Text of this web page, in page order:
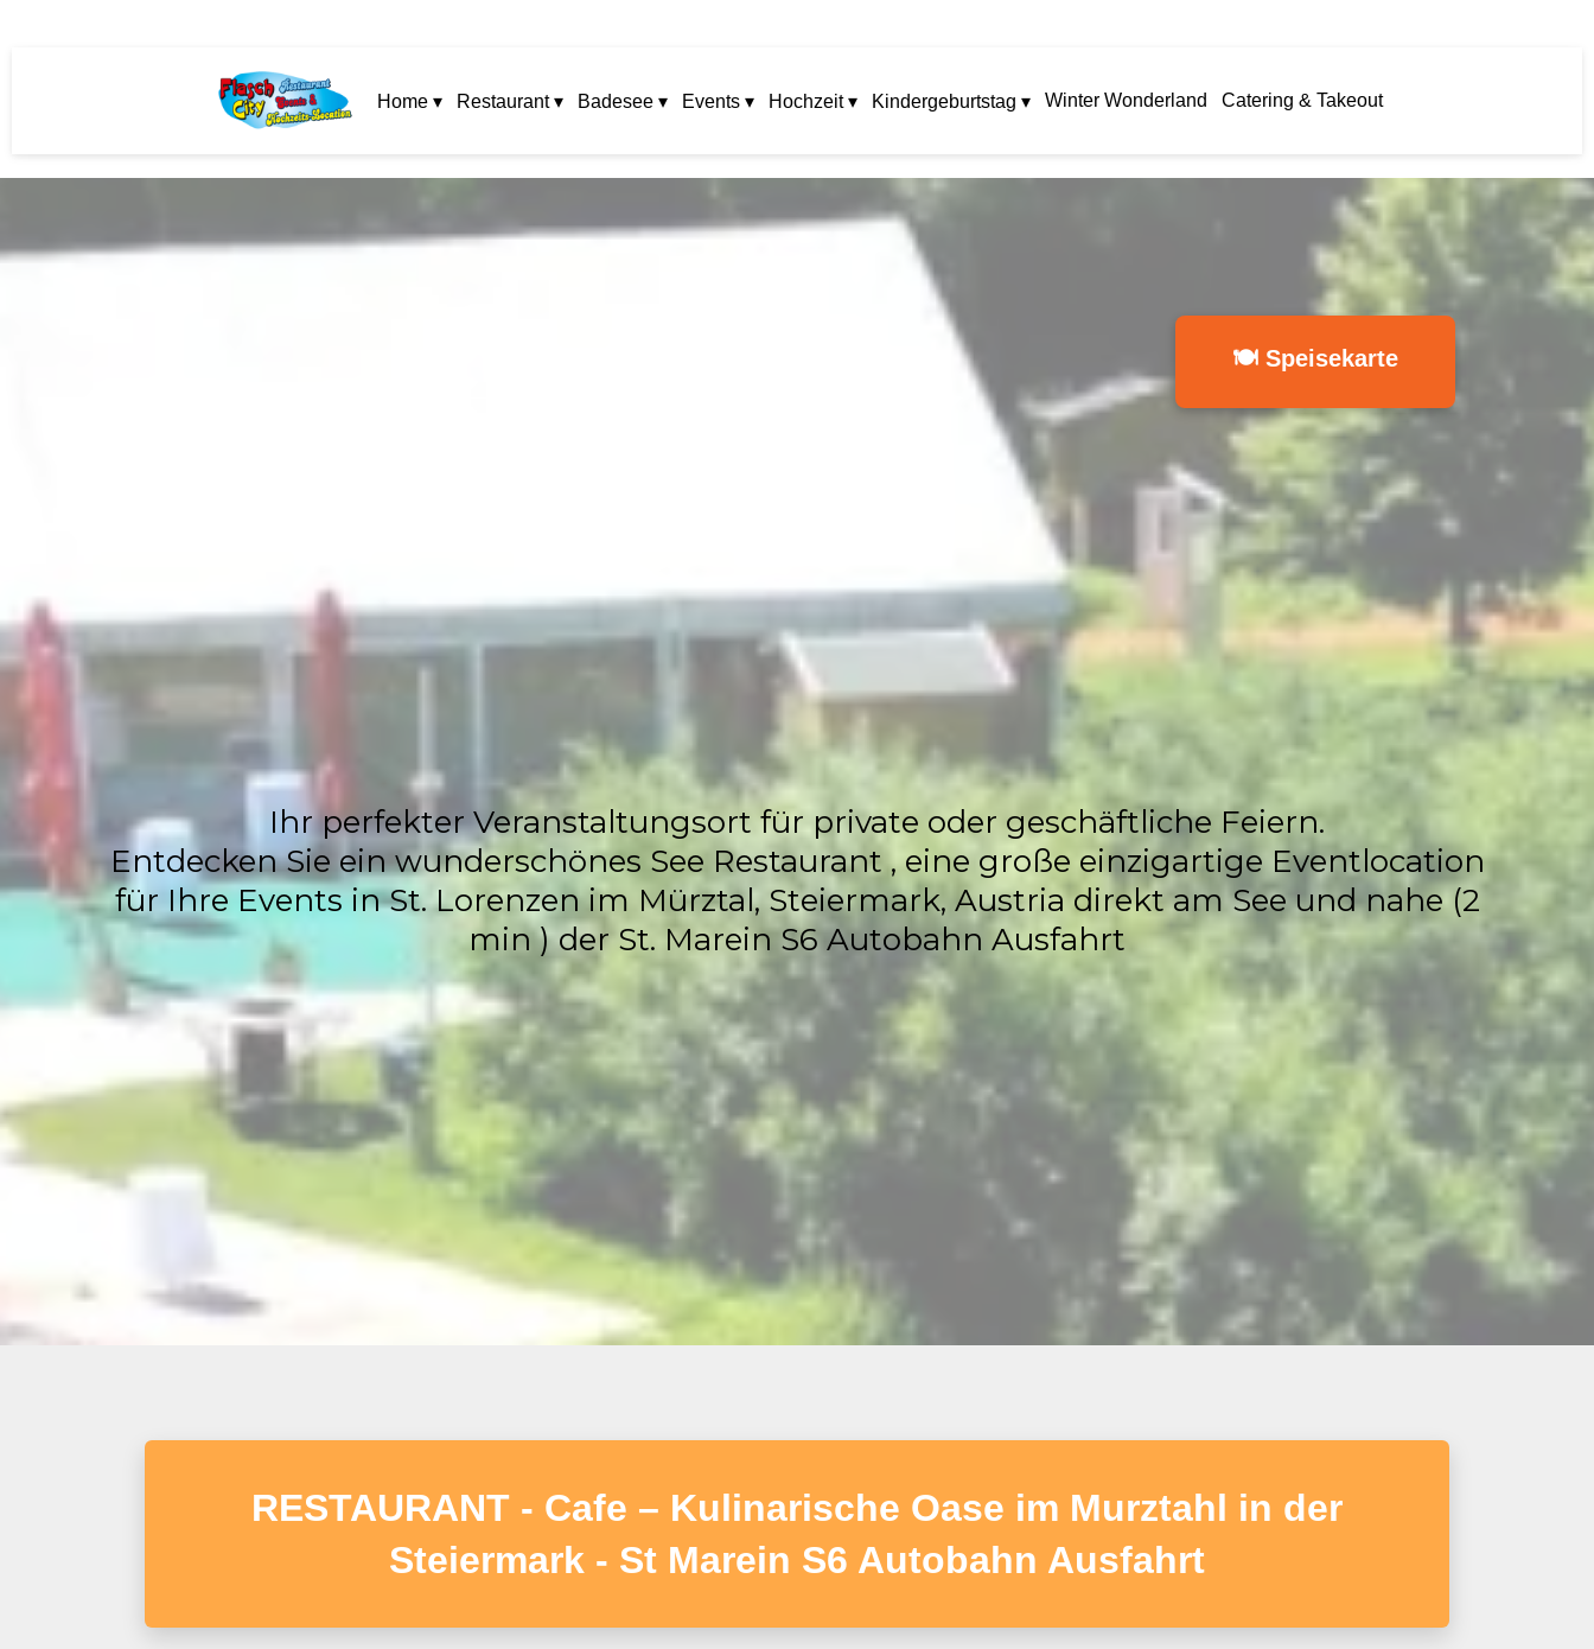
Home ▾ Restaurant ▾ Badesee ▾ Events ▾ Hochzeit ▾ Kindergeburtstag ▾ Winter Wonderland Catering & Takeout
🍽 Speisekarte
Flasch City
Restaurant,
Events & Hochzeits Location
Ihr perfekter Veranstaltungsort für private oder geschäftliche Feiern.
Entdecken Sie ein wunderschönes See Restaurant , eine große einzigartige Eventlocation
für Ihre Events in St. Lorenzen im Mürztal, Steiermark, Austria direkt am See und nahe (2
min ) der St. Marein S6 Autobahn Ausfahrt
RESTAURANT - Cafe – Kulinarische Oase im Murztahl in der
Steiermark - St Marein S6 Autobahn Ausfahrt